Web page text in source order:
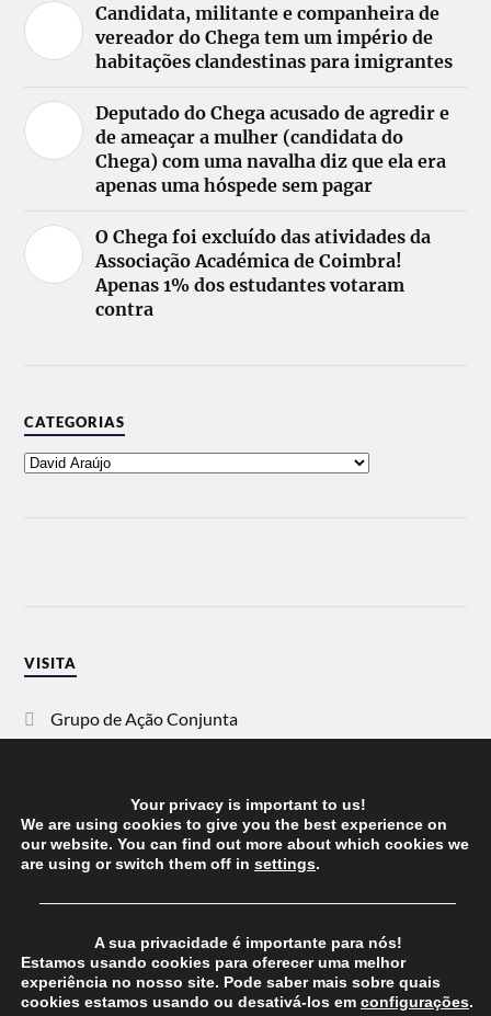
Candidata, militante e companheira de
vereador do Chega tem um império de
habitações clandestinas para imigrantes
Deputado do Chega acusado de agredir e
de ameaçar a mulher (candidata do
Chega) com uma navalha diz que ela era
apenas uma hóspede sem pagar
O Chega foi excluído das atividades da
Associação Académica de Coimbra!
Apenas 1% dos estudantes votaram
contra
CATEGORIAS
VISITA
Grupo de Ação Conjunta
Vida Justa
dezanove
Your privacy is important to us!
We are using cookies to give you the best experience on
our website. You can find out more about which cookies we
are using or switch them off in settings.
──────────────────────────────────────
A sua privacidade é importante para nós!
Estamos usando cookies para oferecer uma melhor
experiência no nosso site. Pode saber mais sobre quais
cookies estamos usando ou desativá-los em configurações.